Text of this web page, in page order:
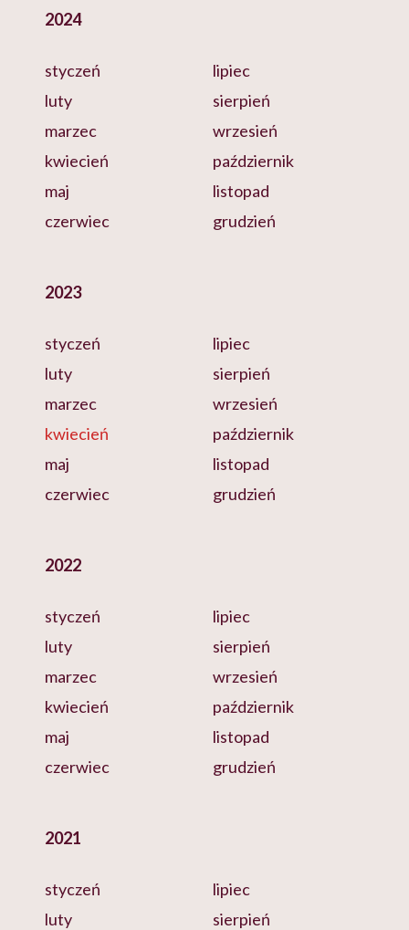
2024
styczeń
luty
marzec
kwiecień
maj
czerwiec
lipiec
sierpień
wrzesień
październik
listopad
grudzień
2023
styczeń
luty
marzec
kwiecień
maj
czerwiec
lipiec
sierpień
wrzesień
październik
listopad
grudzień
2022
styczeń
luty
marzec
kwiecień
maj
czerwiec
lipiec
sierpień
wrzesień
październik
listopad
grudzień
2021
styczeń
luty
lipiec
sierpień